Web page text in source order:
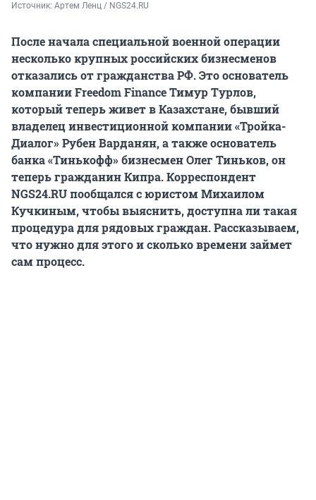
Источник: Артем Ленц / NGS24.RU
После начала специальной военной операции
несколько крупных российских бизнесменов
отказались от гражданства РФ. Это основатель
компании Freedom Finance Тимур Турлов,
который теперь живет в Казахстане, бывший
владелец инвестиционной компании «Тройка-
Диалог» Рубен Варданян, а также основатель
банка «Тинькофф» бизнесмен Олег Тиньков, он
теперь гражданин Кипра. Корреспондент
NGS24.RU пообщался с юристом Михаилом
Кучкиным, чтобы выяснить, доступна ли такая
процедура для рядовых граждан. Рассказываем,
что нужно для этого и сколько времени займет
сам процесс.